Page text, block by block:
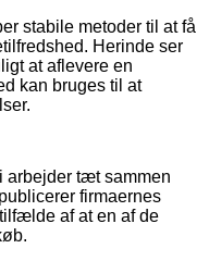
stabile metoder til at få
Herinde ser
at aflevere en
kan bruges til at
arbejder tæt sammen
firmaernes
af at en af de